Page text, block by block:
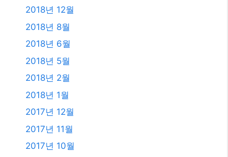
2018년 12월
2018년 8월
2018년 6월
2018년 5월
2018년 2월
2018년 1월
2017년 12월
2017년 11월
2017년 10월